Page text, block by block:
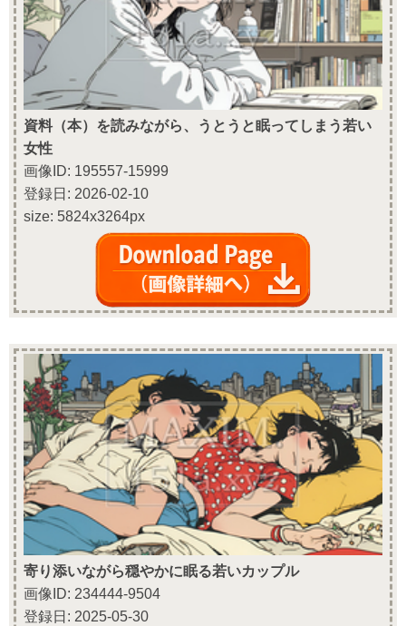
資料（本）を読みながら、うとうと眠ってしまう若い
女性
画像ID: 195557-15999
登録日: 2026-02-10
size: 5824x3264px
寄り添いながら穏やかに眠る若いカップル
画像ID: 234444-9504
登録日: 2025-05-30